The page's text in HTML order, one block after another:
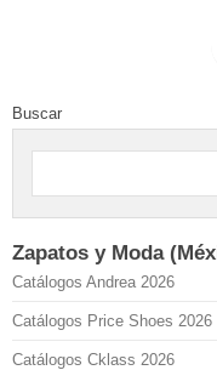
Buscar
Zapatos y Moda
Catálogos Andrea 2026
Catálogos Price Shoes 2026
Catálogos Cklass 2026